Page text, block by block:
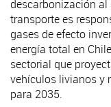
descarbonización al
transporte es
gases de efecto
energía total en
sectorial que
vehículos livianos y
para 2035.